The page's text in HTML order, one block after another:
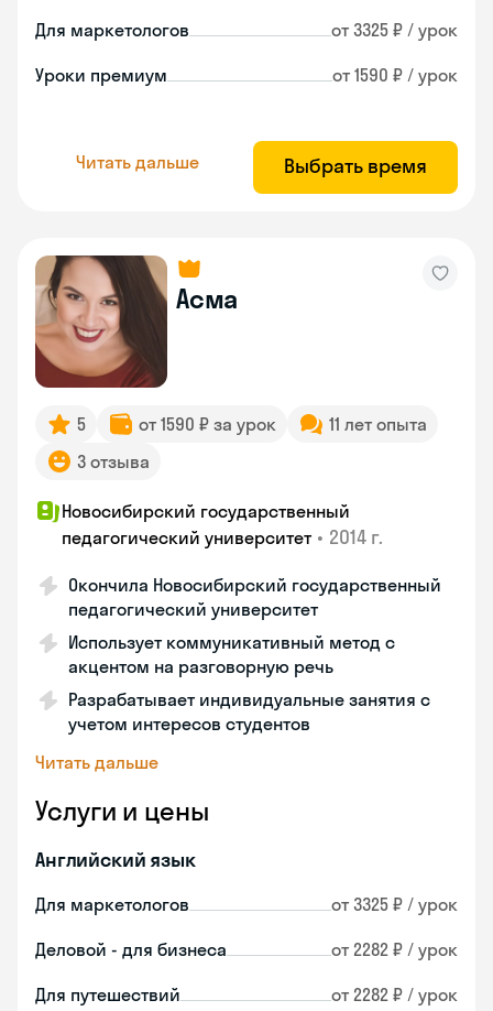
Для маркетологов от 3325 ₽ / урок
Уроки премиум от 1590 ₽ / урок
Читать дальше Выбрать время
Асма
5 от 1590 ₽ за урок
11 лет опыта
3 отзыва
Новосибирский государственный
педагогический университет • 2014 г.
Окончила Новосибирский государственный
педагогический университет
Использует коммуникативный метод с
акцентом на разговорную речь
Разрабатывает индивидуальные занятия с
учетом интересов студентов
Читать дальше
Услуги и цены
Английский язык
Для маркетологов от 3325 ₽ / урок
Деловой - для бизнеса от 2282 ₽ / урок
Для путешествий от 2282 ₽ / урок